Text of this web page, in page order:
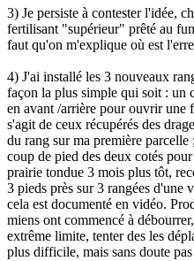
3) Je persiste à contester l'idée,
fertilisant "supérieur" prêté au
faut qu'on m'explique où est
4) J'ai installé les 3 nouveaux
façon la plus simple qui soit : un
en avant /arrière pour ouvrir une
s'agit de ceux récupérés des
du rang sur ma première
coup de pied des deux cotés
prairie tondue 3 mois plus tôt,
3 pieds près sur 3 rangées d'une
cela est documenté en vidéo.
miens ont commencé à
extrême limite, tenter des les
plus difficile, mais sans doute